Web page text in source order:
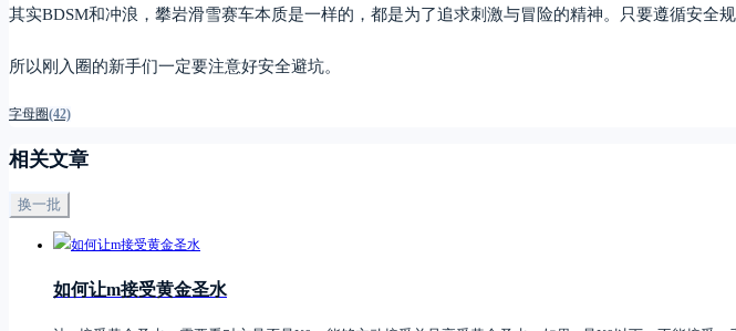
其实BDSM和冲浪，攀岩滑雪赛车本质是一样的，都是为了追求刺激与冒险的精神。只要遵循安全
所以刚入圈的新手们一定要注意好安全避坑。
字母圈(42)
相关文章
换一批
如何让m接受黄金圣水